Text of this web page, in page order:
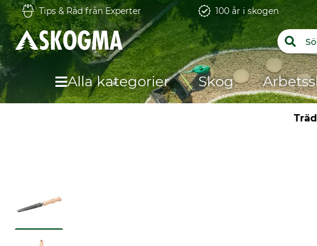
Tips & Råd från Experter 100 år i skogen
Alla kategorier Skog